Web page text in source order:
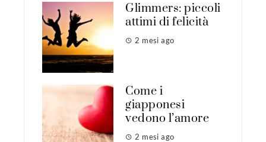
Glimmers: piccoli
attimi di felicità
2 mesi ago
Come i
giapponesi
vedono l’amore
2 mesi ago